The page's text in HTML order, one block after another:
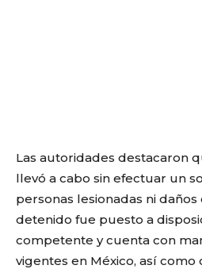
Las autoridades destacaron
llevó a cabo sin efectuar un
personas lesionadas ni daños
detenido fue puesto a
competente y cuenta con
vigentes en México, así